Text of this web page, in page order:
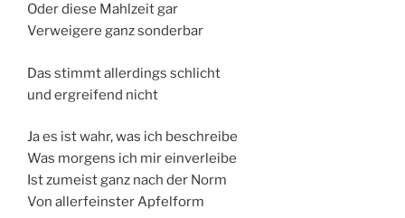
Oder diese Mahlzeit gar
Verweigere ganz sonderbar
Das stimmt allerdings schlicht
und ergreifend nicht
Ja es ist wahr, was ich beschreibe
Was morgens ich mir einverleibe
Ist zumeist ganz nach der Norm
Von allerfeinster Apfelform